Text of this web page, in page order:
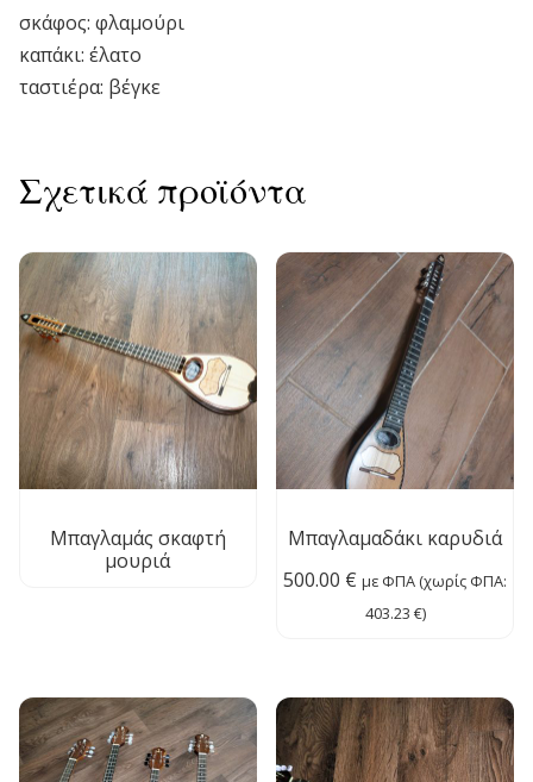
σκάφος: φλαμούρι
καπάκι: έλατο
ταστιέρα: βέγκε
Σχετικά προϊόντα
Μπαγλαμάς σκαφτή
μουριά
Μπαγλαμαδάκι καρυδιά
500.00 € με ΦΠΑ (χωρίς ΦΠΑ:
403.23 €)